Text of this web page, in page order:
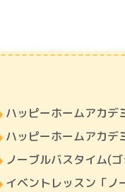
ハッピーホームアカデ
ハッピーホームアカデ
ノーブルバスタイム(
イベントレッスン「ノ